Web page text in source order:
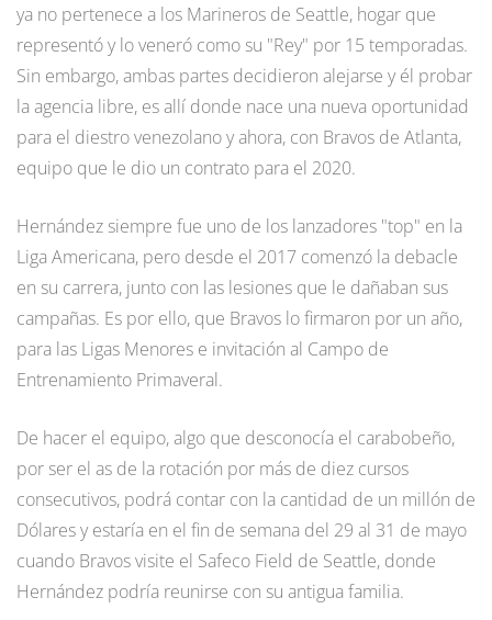
ya no pertenece a los Marineros de Seattle, hogar que
representó y lo veneró como su "Rey" por 15 temporadas.
Sin embargo, ambas partes decidieron alejarse y él probar
la agencia libre, es allí donde nace una nueva oportunidad
para el diestro venezolano y ahora, con Bravos de Atlanta,
equipo que le dio un contrato para el 2020.
Hernández siempre fue uno de los lanzadores "top" en la
Liga Americana, pero desde el 2017 comenzó la debacle
en su carrera, junto con las lesiones que le dañaban sus
campañas. Es por ello, que Bravos lo firmaron por un año,
para las Ligas Menores e invitación al Campo de
Entrenamiento Primaveral.
De hacer el equipo, algo que desconocía el carabobeño,
por ser el as de la rotación por más de diez cursos
consecutivos, podrá contar con la cantidad de un millón de
Dólares y estaría en el fin de semana del 29 al 31 de mayo
cuando Bravos visite el Safeco Field de Seattle, donde
Hernández podría reunirse con su antigua familia.